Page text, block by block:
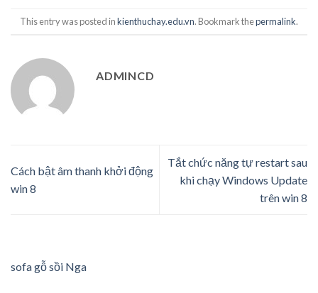
This entry was posted inkienthuchay.edu.vn. Bookmark thepermalink.
ADMINCD
Cách bật âm thanh khởi động
win 8
Tắt chức năng tự restart sau
khi chạy Windows Update
trên win 8
sofa gỗ sồi Nga